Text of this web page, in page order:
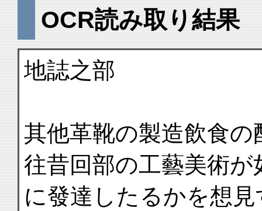
OCR読み取り結果
地誌之部
其他革靴の製造飲食
往昔回部の工藝美術が
に發達したるかを想